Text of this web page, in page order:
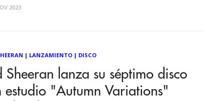
Passenger impregna estas canciones con otra
2023
| LANZAMIENTO| DISCO
Sheeran lanza su séptimo disco
estudio "Autumn Variations"